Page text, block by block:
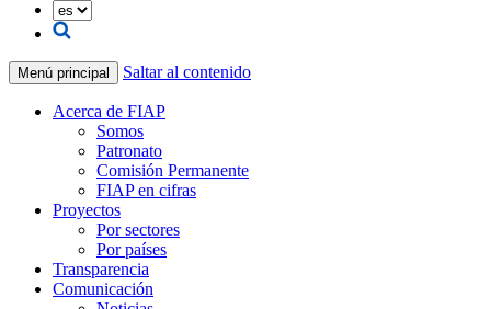
Menú principal Saltar al contenido
Acerca de FIAP
Somos
Patronato
Comisión Permanente
FIAP en cifras
Proyectos
Por sectores
Por países
Transparencia
Comunicación